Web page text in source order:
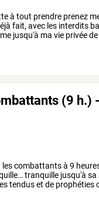
à tout prendre prenez
fait,avec les interdits
jusqu'à ma vie privéede
(9 h.)
lescombattantsà 9
tranquille jusqu'à sa
tenduset de prophéties